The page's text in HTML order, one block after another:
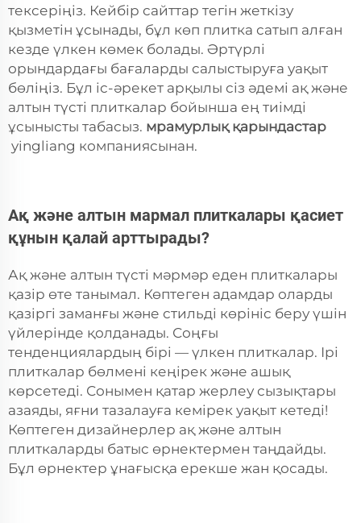
тексеріңіз. Кейбір сайттар тегін жеткізу
қызметін ұсынады, бұл көп плитка сатып алған
кезде үлкен көмек болады. Әртүрлі
орындардағы бағаларды салыстыруға уақыт
бөліңіз. Бұл іс-әрекет арқылы сіз әдемі ақ және
алтын түсті плиткалар бойынша ең тиімді
ұсынысты табасыз. мрамурлық қарындастар
yingliang компаниясынан.
Ақ және алтын мармал плиткалары қасиет
құнын қалай арттырады?
Ақ және алтын түсті мәрмәр еден плиткалары
қазір өте танымал. Көптеген адамдар оларды
қазіргі заманғы және стильді көрініс беру үшін
үйлерінде қолданады. Соңғы
тенденциялардың бірі — үлкен плиткалар. Ірі
плиткалар бөлмені кеңірек және ашық
көрсетеді. Сонымен қатар жерлеу сызықтары
азаяды, яғни тазалауға кемірек уақыт кетеді!
Көптеген дизайнерлер ақ және алтын
плиткаларды батыс өрнектермен таңдайды.
Бұл өрнектер ұнағысқа ерекше жан қосады.